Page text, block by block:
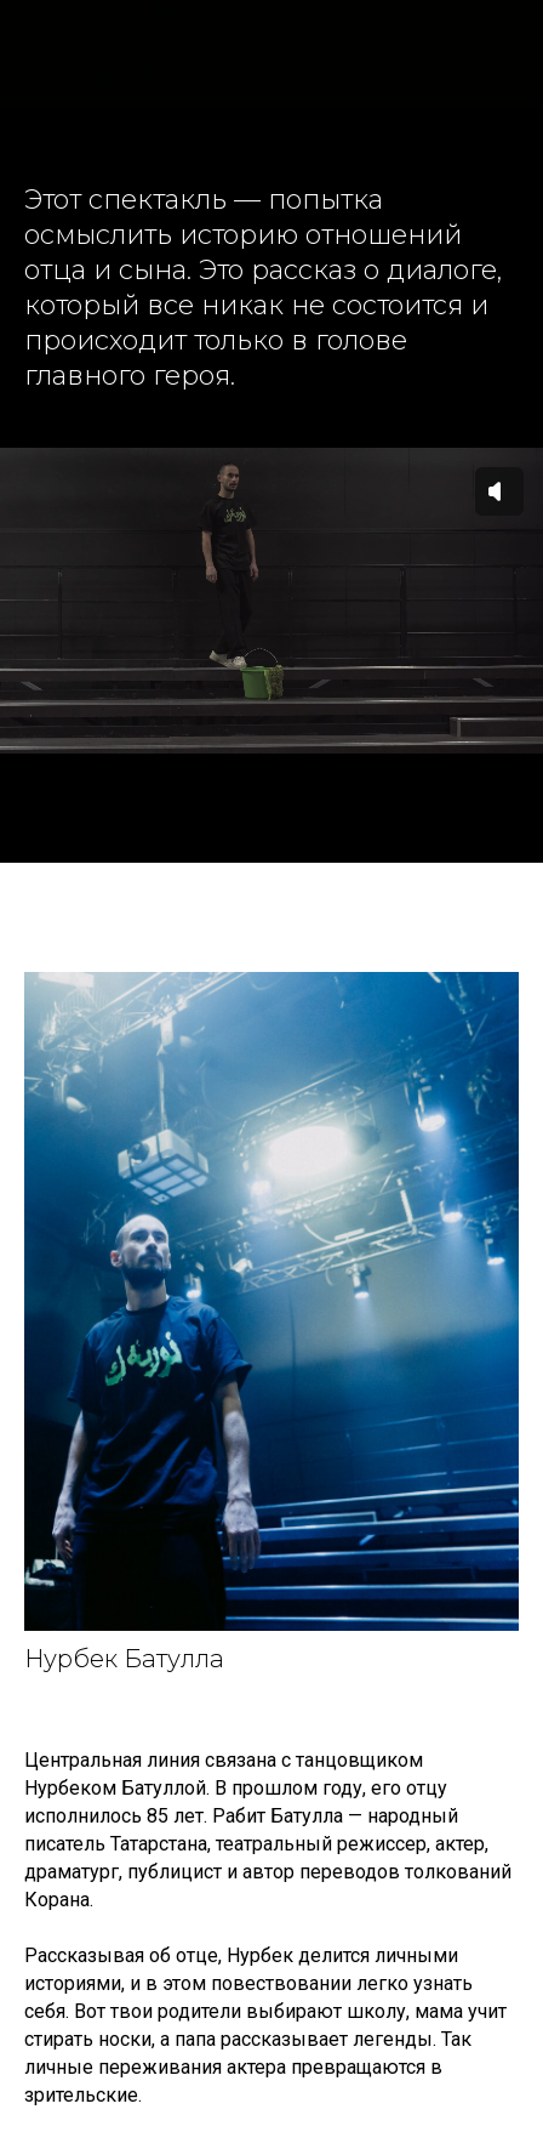
Этот спектакль — попытка
осмыслить историю отношений
отца и сына. Это рассказ о диалоге,
который все никак не состоится и
происходит только в голове
главного героя.
Нурбек Батулла
Центральная линия связана с танцовщиком
Нурбеком Батуллой. В прошлом году, его отцу
исполнилось 85 лет. Рабит Батулла — народный
писатель Татарстана, театральный режиссер, актер,
драматург, публицист и автор переводов толкований
Корана.
Рассказывая об отце, Нурбек делится личными
историями, и в этом повествовании легко узнать
себя. Вот твои родители выбирают школу, мама учит
стирать носки, а папа рассказывает легенды. Так
личные переживания актера превращаются в
зрительские.